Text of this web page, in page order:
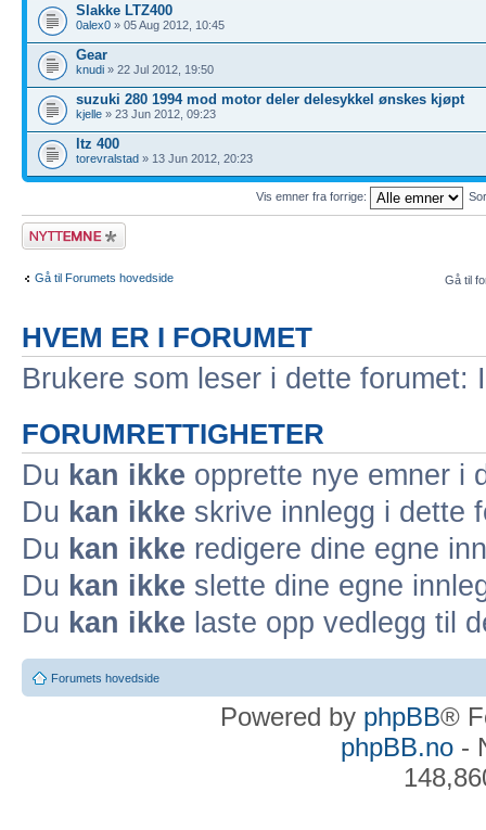
Slakke LTZ400
0alex0 » 05 Aug 2012, 10:45
Gear
knudi » 22 Jul 2012, 19:50
suzuki 280 1994 mod motor deler delesykkel ønskes kjøpt
kjelle » 23 Jun 2012, 09:23
ltz 400
torevralstad » 13 Jun 2012, 20:23
Vis emner fra forrige:
Legg inn et nytt
emne
Gå til Forumets hovedside Gå til
HVEM ER I FORUMET
Brukere som leser i dette
FORUMRETTIGHETER
Du kan ikke opprette nye emner i
Du kan ikke skrive innlegg i dette
Du kan ikke redigere dine egne
Du kan ikke slette dine egne
Du kan ikke laste opp vedlegg til
Forumets hovedside
Powered by phpBB®
phpBB.no-